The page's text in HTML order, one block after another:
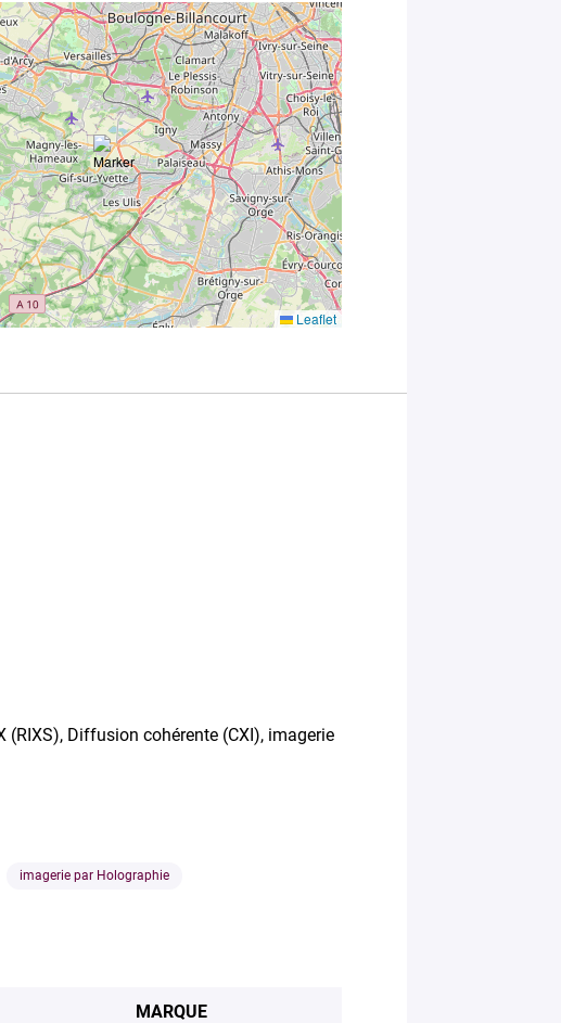
En soumettant
ce formulaire,
vous
consentez au
traitement de
vos données
confidentialité
Leaflet
Diffusion cohérente (CXI), imagerie
imagerie par Holographie
MARQUE